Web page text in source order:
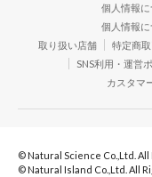
個人情報に
個人情報に
取り扱い店舗
特定商
SNS利用・運営
カスタマ
© Natural Science Co.,Ltd. All
© Natural Island Co.,Ltd. All